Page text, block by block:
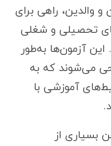
والدین، راهی برای
تحصیلی و شغلی
آزمون‌ها به‌طور
می‌شوند که به
آموزشی با
بسیاری از